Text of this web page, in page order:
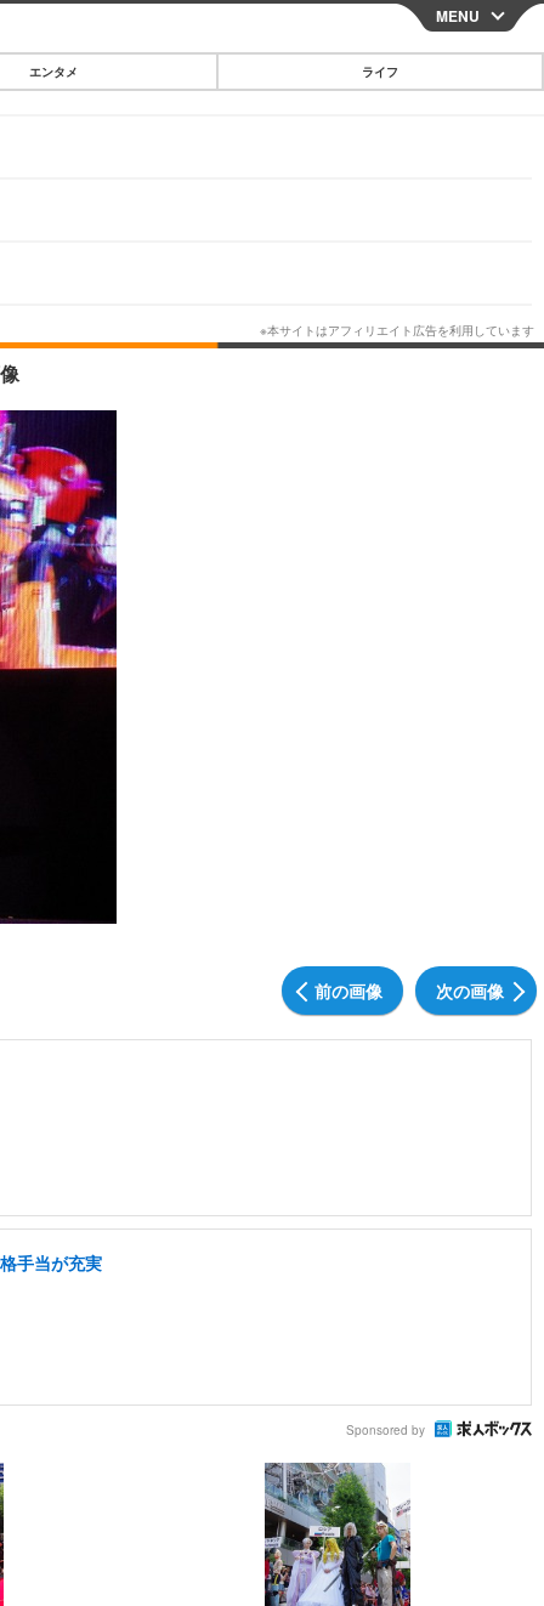
CLOSE
グルメ
MENU
エンタメ ライフ
前の画像 次の画像
手当が充実
Sponsored by